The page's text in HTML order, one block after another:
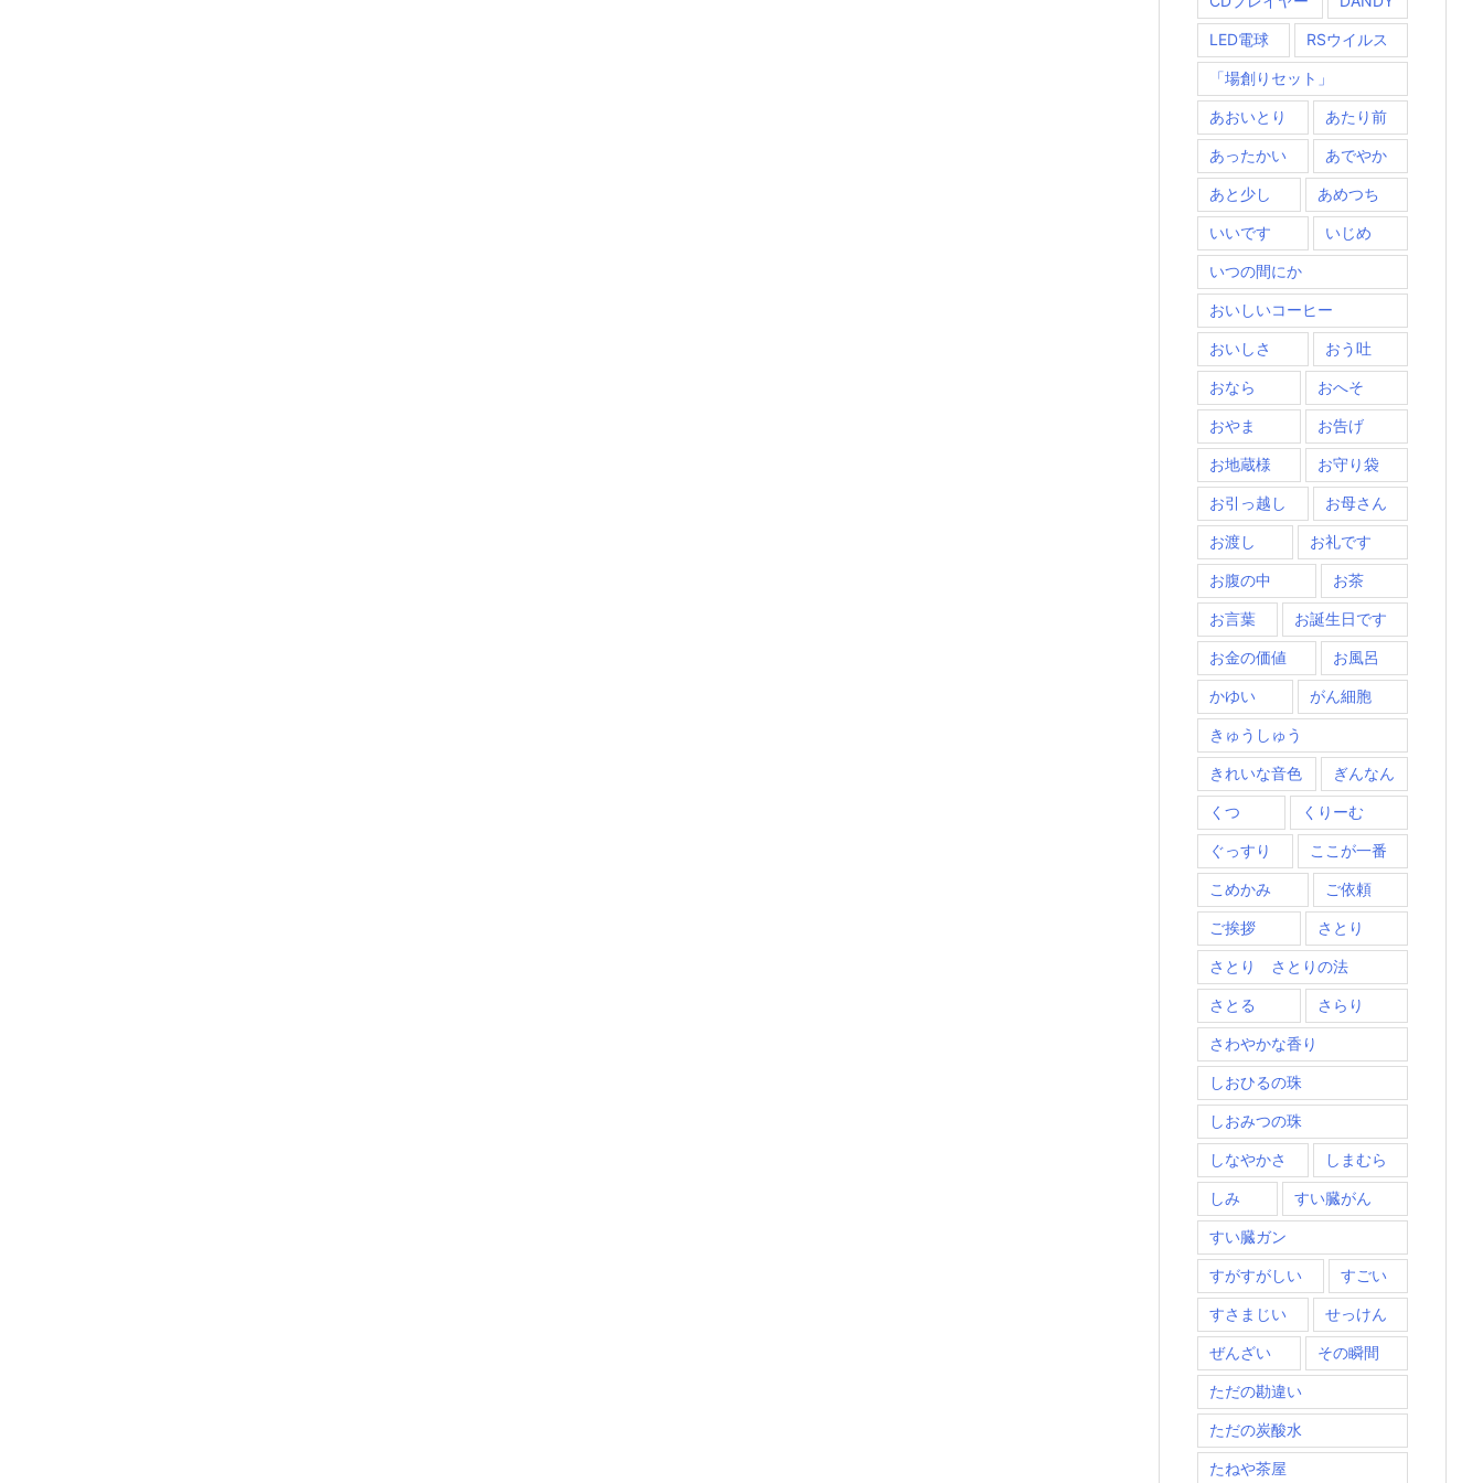
LED電球 RSウイルス
「場創りセット」
あおいとり あたり前
あったかい あでやか
あと少し あめつち
いいです いじめ
いつの間にか
おいしいコーヒー
おいしさ おう吐
おなら おへそ
おやま お告げ
お地蔵様 お守り袋
お引っ越し お母さん
お渡し お礼です
お腹の中 お茶
お言葉 お誕生日です
お金の価値 お風呂
かゆい がん細胞
きゅうしゅう
きれいな音色 ぎんなん
くつ くりーむ
ぐっすり ここが一番
こめかみ ご依頼
ご挨拶 さとり
さとり さとりの法
さとる さらり
さわやかな香り
しおひるの珠
しおみつの珠
しなやかさ しまむら
しみ すい臓がん
すい臓ガン
すがすがしい すごい
すさまじい せっけん
ぜんざい その瞬間
ただの勘違い
ただの炭酸水
たねや茶屋